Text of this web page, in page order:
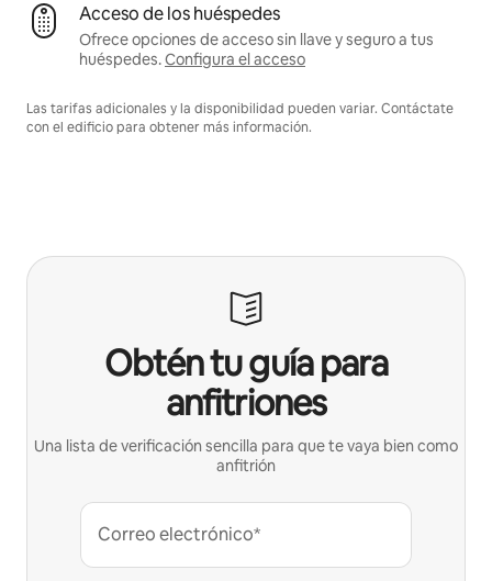
Acceso de los huéspedes
Ofrece opciones de acceso sin llave y seguro a tus
huéspedes.Configura el acceso
Las tarifas adicionales y la disponibilidad pueden variar. Contáctate
con el edificio para obtener más información.
Obtén tu guía para
anfitriones
Una lista de verificación sencilla para que te vaya bien como
anfitrión
Correo electrónico*